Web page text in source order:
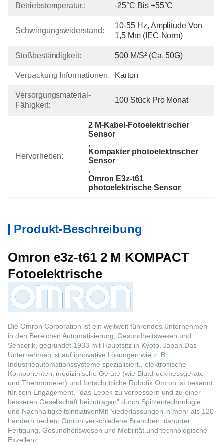
Betriebstemperatur.: -25°C Bis +55°C
Schwingungswiderstand:
10-55 Hz, Amplitude Von
1,5 Mm (IEC-Norm)
Stoßbeständigkeit: 500 M/s² (ca. 50G)
Verpackung Informationen: Karton
Versorgungsmaterial-
Fähigkeit:
100 Stück Pro Monat
Hervorheben:
2 M-Kabel-Fotoelektrischer
Sensor
,
Kompakter photoelektrischer
Sensor
,
Omron E3z-t61
photoelektrische Sensor
Produkt-Beschreibung
Omron e3z-t61 2 M KOMPACT
Fotoelektrische
Die Omron Corporation ist ein weltweit führendes Unternehmen
in den Bereichen Automatisierung, Gesundheitswesen und
Sensorik, gegründet 1933 mit Hauptsitz in Kyoto, Japan.Das
Unternehmen ist auf innovative Lösungen wie z. B.
Industrieautomationssysteme spezialisiert., elektronische
Komponenten, medizinische Geräte (wie Blutdruckmessgeräte
und Thermometer) und fortschrittliche Robotik.Omron ist bekannt
für sein Engagement, "das Leben zu verbessern und zu einer
besseren Gesellschaft beizutragen" durch Spitzentechnologie
und NachhaltigkeitsinitiativenMit Niederlassungen in mehr als 120
Ländern bedient Omron verschiedene Branchen, darunter
Fertigung, Gesundheitswesen und Mobilität.und technologische
Exzellenz.